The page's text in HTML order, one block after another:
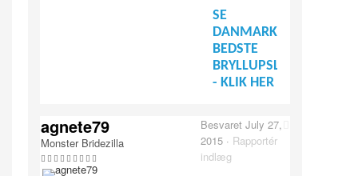
SE
DANMARKS
BEDSTE
- KLIK HER
agnete79
Monster Bridezilla
Besvaret July 27,
2015 · Rapportér
indlæg